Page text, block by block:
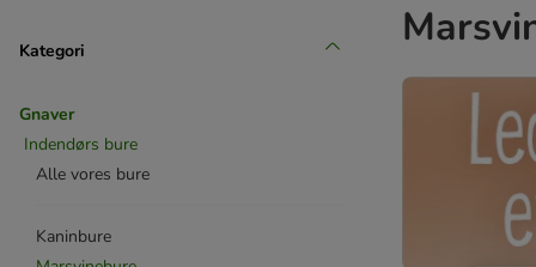
Kategori
Gnaver
Indendørs bure
Alle vores bure
Kaninbure